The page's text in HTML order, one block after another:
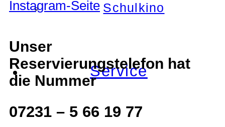
Schulkino
Service
Unser
Reservierungstelefon hat
die Nummer
07231 – 5 66 19 77